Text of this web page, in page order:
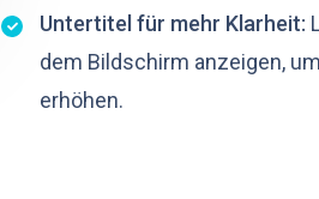
Untertitel für mehr Klarheit:
dem Bildschirm anzeigen,
erhöhen.